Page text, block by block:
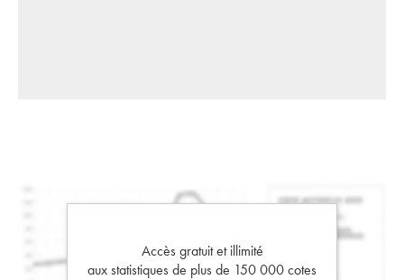
Accès gratuit et illimité
aux statistiques de plus de 150 000 cotes